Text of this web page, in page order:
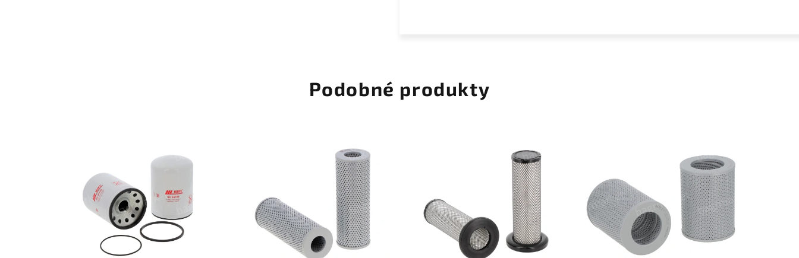
Podobné produkty